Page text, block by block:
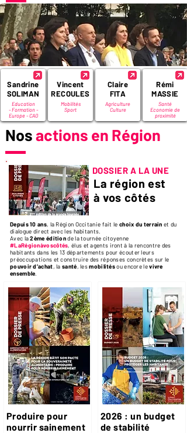
Sandrine
SOLIMAN
Education
-Formation -
Europe -CAO
Vincent
RECOULES
Mobilités
Sport
Claire
FITA
Agriculture
Culture
Rémi
MASSIE
Santé
Economie de
proximité
Nosactions en Région
DOSSIER A LA UNE
La région est
à vos côtés
Depuis 10 ans, la Région Occitanie fait le choix du terrain et du
dialogue direct avec les habitants.
Avec la2ème éditionde la tournée citoyenne
#LaRégionàvoscôtés, élus et agents iront à la rencontre des
habitants dans les 13 départements pour écouter leurs
préoccupations et construire des réponses concrètes sur le
pouvoir d’achat, la santé, lesmobilitésou encore levivre
ensemble
Produire pour
nourrir sainement
2026 : un budget
de stabilité